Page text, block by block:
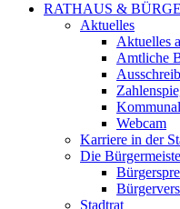
RATHAUS &
Aktuelles
Aktuelles
Amtliche
Webcam
Karriere in der
Die
Stadtrat